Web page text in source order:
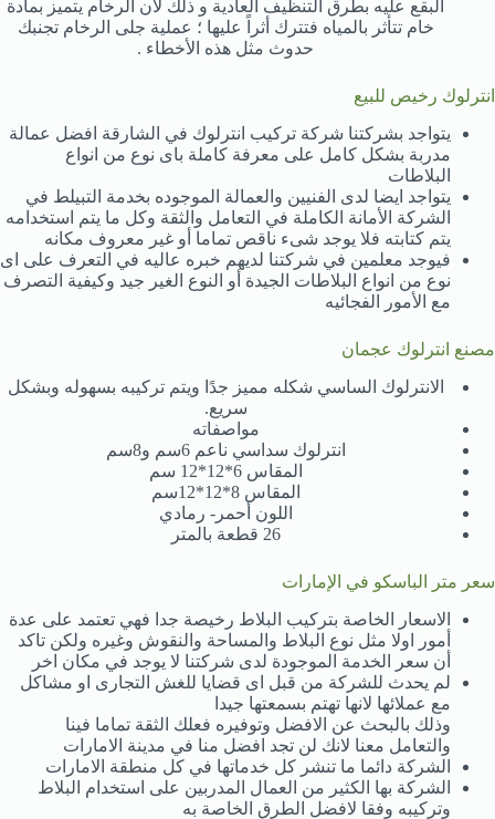
البقع عليه بطرق التنظيف العادية و ذلك لأن الرخام يتميز بمادة
خام تتأثر بالمياه فتترك أثراً عليها ؛ عملية جلى الرخام تجنبك
حدوث مثل هذه الأخطاء .
انترلوك رخيص للبيع
يتواجد بشركتنا شركة تركيب انترلوك في الشارقة افضل عمالة
مدربة بشكل كامل على معرفة كاملة باى نوع من انواع
البلاطات
يتواجد ايضا لدى الفنيين والعمالة الموجوده بخدمة التبيلط في
الشركة الأمانة الكاملة في التعامل والثقة وكل ما يتم استخدامه
يتم كتابته فلا يوجد شىء ناقص تماما أو غير معروف مكانه
فيوجد معلمين في شركتنا لديهم خبره عاليه في التعرف على اى
نوع من انواع البلاطات الجيدة أو النوع الغير جيد وكيفية التصرف
مع الأمور الفجائيه
مصنع انترلوك عجمان
الانترلوك الساسي شكله مميز جدًا ويتم تركيبه بسهوله وبشكل
سريع.
مواصفاته
انترلوك سداسي ناعم 6سم و8سم
المقاس 6*12*12 سم
المقاس 8*12*12سم
اللون أحمر- رمادي
26 قطعة بالمتر
سعر متر الباسكو في الإمارات
الاسعار الخاصة بتركيب البلاط رخيصة جدا فهي تعتمد على عدة
أمور اولا مثل نوع البلاط والمساحة والنقوش وغيره ولكن تاكد
أن سعر الخدمة الموجودة لدى شركتنا لا يوجد في مكان اخر
لم يحدث للشركة من قبل اى قضايا للغش التجارى او مشاكل
مع عملائها لانها تهتم بسمعتها جيدا
وذلك بالبحث عن الافضل وتوفيره فعلك الثقة تماما فينا
والتعامل معنا لانك لن تجد افضل منا في مدينة الامارات
الشركة دائما ما تنشر كل خدماتها في كل منطقة الامارات
الشركة بها الكثير من العمال المدربين على استخدام البلاط
وتركيبه وفقا لافضل الطرق الخاصة به